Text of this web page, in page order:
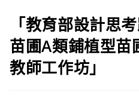
「教育部設計思
苗圃A類鋪植型苗
教師工作坊」